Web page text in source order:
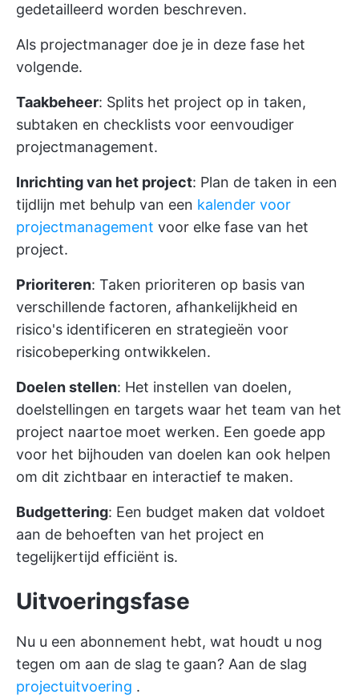
gedetailleerd worden beschreven.
Als projectmanager doe je in deze fase het
volgende.
Taakbeheer: Splits het project op in taken,
subtaken en checklists voor eenvoudiger
projectmanagement.
Inrichting van het project: Plan de taken in een
tijdlijn met behulp van een kalender voor
projectmanagement voor elke fase van het
project.
Prioriteren: Taken prioriteren op basis van
verschillende factoren, afhankelijkheid en
risico's identificeren en strategieën voor
risicobeperking ontwikkelen.
Doelen stellen: Het instellen van doelen,
doelstellingen en targets waar het team van het
project naartoe moet werken. Een goede app
voor het bijhouden van doelen kan ook helpen
om dit zichtbaar en interactief te maken.
Budgettering: Een budget maken dat voldoet
aan de behoeften van het project en
tegelijkertijd efficiënt is.
Uitvoeringsfase
Nu u een abonnement hebt, wat houdt u nog
tegen om aan de slag te gaan? Aan de slag
projectuitvoering .